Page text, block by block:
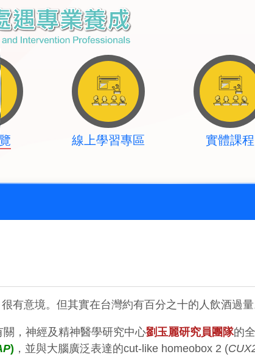
線上學習專區 實體課程
有意境。但其實在台灣約有百分之十的人飲酒過量
關，神經及精神醫學研究中心劉玉麗研究員團隊的
) ，並與大腦廣泛表達的cut-like homeobox 2 (